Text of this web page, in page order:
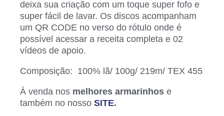
deixa sua criação com um toque super fofo e
super fácil de lavar. Os discos acompanham
um QR CODE no verso do rótulo onde é
possível acessar a receita completa e 02
vídeos de apoio.
Composição: 100% lã/ 100g/ 219m/ TEX 455
À venda nos melhores armarinhos e
também no nosso SITE.